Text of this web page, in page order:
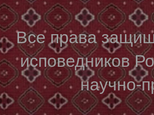
Все права
исповедников
научно-